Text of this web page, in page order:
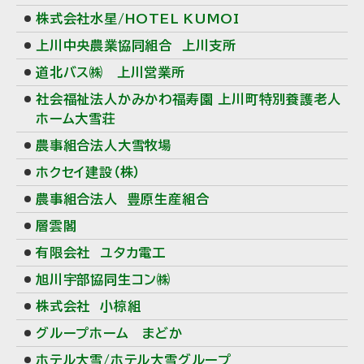
ニ
株式会社水星/HOTEL KUMOI
上川中央農業協同組合 上川支所
道北バス㈱ 上川営業所
社会福祉法人かみかわ福寿園 上川町特別養護老人
ホーム大雪荘
農事組合法人大雪牧場
ホクセイ建設（株）
農事組合法人 豊原生産組合
層雲閣
有限会社 ユタカ電工
旭川宇部協同生コン㈱
株式会社 小椋組
グループホーム まどか
ホテル大雪/ホテル大雪グループ